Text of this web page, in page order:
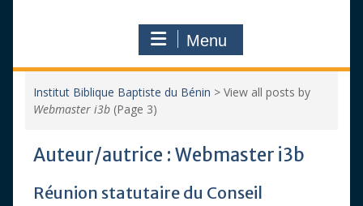
Menu
Institut Biblique Baptiste du Bénin > View all posts by
Webmaster i3b(Page 3)
Auteur/autrice : Webmaster i3b
Réunion statutaire du Conseil